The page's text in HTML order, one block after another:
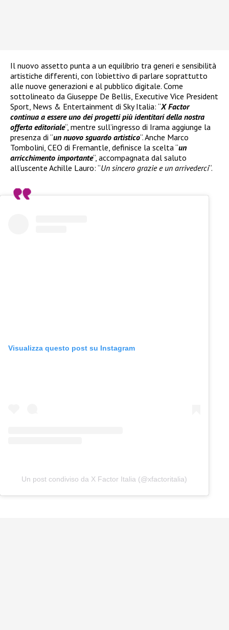
Il nuovo assetto punta a un equilibrio tra generi e sensibilità
artistiche differenti, con l’obiettivo di parlare soprattutto
alle nuove generazioni e al pubblico digitale. Come
sottolineato da Giuseppe De Bellis, Executive Vice President
Sport, News & Entertainment di Sky Italia: “X Factor
continua a essere uno dei progetti più identitari della nostra
offerta editoriale“, mentre sull’ingresso di Irama aggiunge la
presenza di “un nuovo sguardo artistico“. Anche Marco
Tombolini, CEO di Fremantle, definisce la scelta “un
arricchimento importante“, accompagnata dal saluto
all’uscente Achille Lauro: “Un sincero grazie e un arrivederci“.
Visualizza questo post su Instagram
Un post condiviso da X Factor Italia (@xfactoritalia)